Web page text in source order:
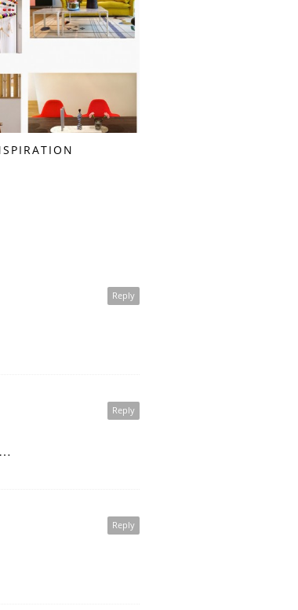
Reply
Reply
Reply